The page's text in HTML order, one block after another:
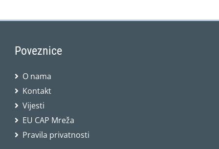
Poveznice
O nama
Kontakt
Vijesti
EU CAP Mreža
Pravila privatnosti